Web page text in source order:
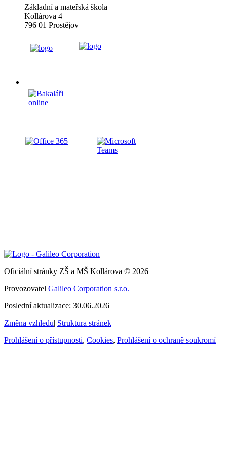
Základní a mateřská škola
Kollárova 4
796 01 Prostějov
Oficiální stránky ZŠ a MŠ Kollárova © 2026
Provozovatel Galileo Corporation s.r.o.
Poslední aktualizace: 30.06.2026
Změna vzhledu Struktura stránek
Prohlášení o přístupnosti, Cookies, Prohlášení o ochraně soukromí